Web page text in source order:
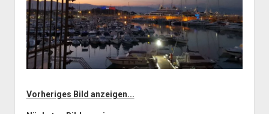
dropdown
menu
Geschichte der Stadt Berlin
Impressum
Vorheriges Bild anzeigen...